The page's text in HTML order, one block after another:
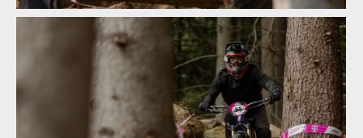
Norco Enduro Race Morávka - Jára Sijka / Enduroserie.cz
Norco Enduro Race Morávka - Jára Sijka / Enduroserie.cz